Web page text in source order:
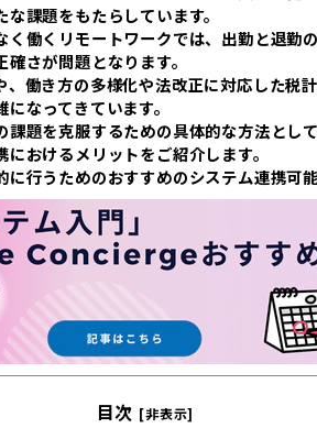
課題をもたらしています。
働くリモートワークでは、出勤と退勤
さが問題となります。
働き方の多様化や法改正に対応した税
なってきています。
題を克服するための具体的な方法とし
おけるメリットをご紹介します。
行うためのおすすめのシステム連携可
目次 [非表示]